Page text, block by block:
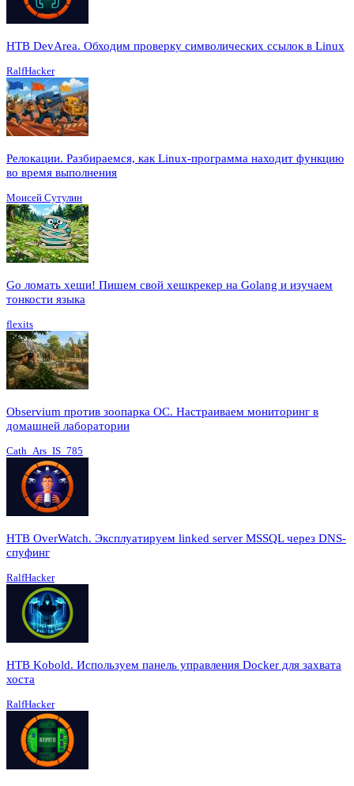
HTB DevArea. Обходим проверку символических ссылок в Linux
RalfHacker
Релокации. Разбираемся, как Linux-программа находит функцию
во время выполнения
Моисей Сутулин
Go ломать хеши! Пишем свой хешкрекер на Golang и изучаем
тонкости языка
flexits
Observium против зоопарка ОС. Настраиваем мониторинг в
домашней лаборатории
Cath_Ars_IS_785
HTB OverWatch. Эксплуатируем linked server MSSQL через DNS-
спуфинг
RalfHacker
HTB Kobold. Используем панель управления Docker для захвата
хоста
RalfHacker